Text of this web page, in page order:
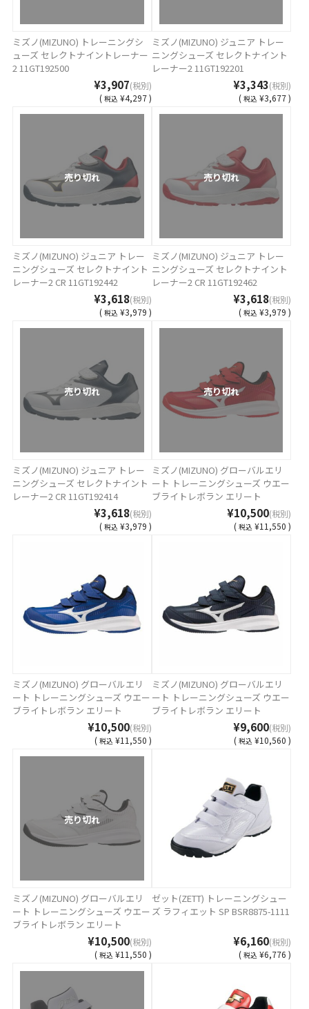
ミズノ(MIZUNO) トレーニングシ
ューズ セレクトナイントレーナー
2 11GT192500
¥3,907(税別)
( 税込 ¥4,297 )
ミズノ(MIZUNO) ジュニア トレー
ニングシューズ セレクトナイント
レーナー2 11GT192201
¥3,343(税別)
( 税込 ¥3,677 )
売り切れ
ミズノ(MIZUNO) ジュニア トレー
ニングシューズ セレクトナイント
レーナー2 CR 11GT192442
¥3,618(税別)
( 税込 ¥3,979 )
売り切れ
ミズノ(MIZUNO) ジュニア トレー
ニングシューズ セレクトナイント
レーナー2 CR 11GT192462
¥3,618(税別)
( 税込 ¥3,979 )
売り切れ
ミズノ(MIZUNO) ジュニア トレー
ニングシューズ セレクトナイント
レーナー2 CR 11GT192414
¥3,618(税別)
( 税込 ¥3,979 )
売り切れ
ミズノ(MIZUNO) グローバルエリ
ート トレーニングシューズ ウエー
ブライトレボラン エリート
¥10,500(税別)
( 税込 ¥11,550 )
ミズノ(MIZUNO) グローバルエリ
ート トレーニングシューズ ウエー
ブライトレボラン エリート
¥10,500(税別)
( 税込 ¥11,550 )
ミズノ(MIZUNO) グローバルエリ
ート トレーニングシューズ ウエー
ブライトレボラン エリート
¥9,600(税別)
( 税込 ¥10,560 )
売り切れ
ミズノ(MIZUNO) グローバルエリ
ート トレーニングシューズ ウエー
ブライトレボラン エリート
¥10,500(税別)
( 税込 ¥11,550 )
ゼット(ZETT) トレーニングシュー
ズ ラフィエット SP BSR8875-1111
¥6,160(税別)
( 税込 ¥6,776 )